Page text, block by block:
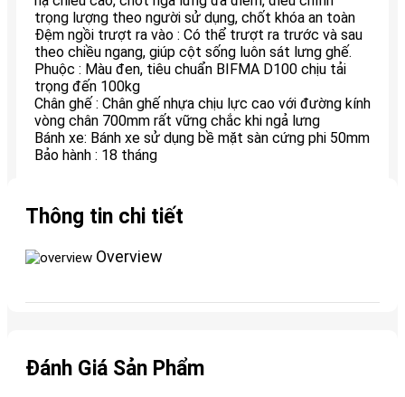
trọng lượng theo người sử dụng, chốt khóa an toàn
Đệm ngồi trượt ra vào : Có thể trượt ra trước và sau
theo chiều ngang, giúp cột sống luôn sát lưng ghế.
Phuộc : Màu đen, tiêu chuẩn BIFMA D100 chịu tải
trọng đến 100kg
Chân ghế : Chân ghế nhựa chịu lực cao với đường kính
vòng chân 700mm rất vững chắc khi ngả lưng
Bánh xe: Bánh xe sử dụng bề mặt sàn cứng phi 50mm
Bảo hành : 18 tháng
Thông tin chi tiết
Overview
Đánh Giá Sản Phẩm